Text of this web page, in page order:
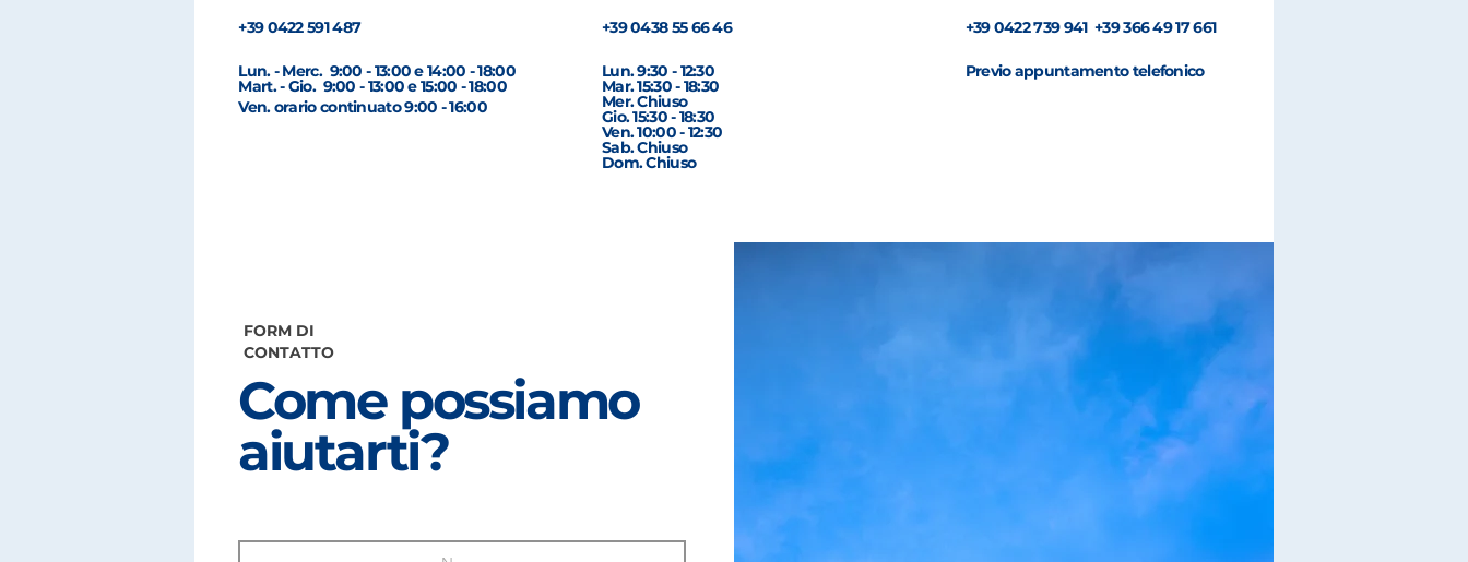
+39 0422 591 487
Lun. - Merc. 9:00 - 13:00 e 14:00 - 18:00
Mart. - Gio. 9:00 - 13:00 e 15:00 - 18:00
Ven. orario continuato 9:00 - 16:00
+39 0438 55 66 46
Lun. 9:30 - 12:30
Mar. 15:30 - 18:30
Mer. Chiuso
Gio. 15:30 - 18:30
Ven. 10:00 - 12:30
Sab. Chiuso
Dom. Chiuso
+39 0422 739 941 +39 366 49 17 661
Previo appuntamento telefonico
FORM DI
CONTATTO
Come possiamo
aiutarti?